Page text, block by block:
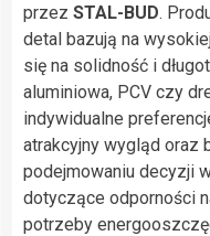
przez STAL-BUD.
detal bazują na
się na solidność i
aluminiowa, PCV czy
indywidualne
atrakcyjny wygląd oraz
podejmowaniu decyzji
dotyczące odporności
potrzeby